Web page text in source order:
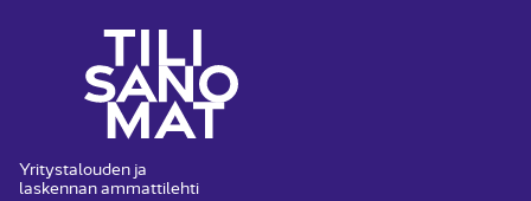
Yritystalouden ja
laskennan ammattilehti